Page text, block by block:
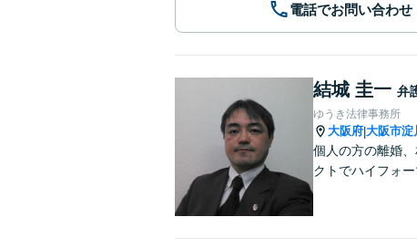
電話でお問い合わせ
結城 圭一 弁
ゆうき法律事務所
大阪府|大阪市淀
個人の方の離婚
クトでハイフォ